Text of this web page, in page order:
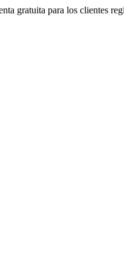
gratuita para los clientes